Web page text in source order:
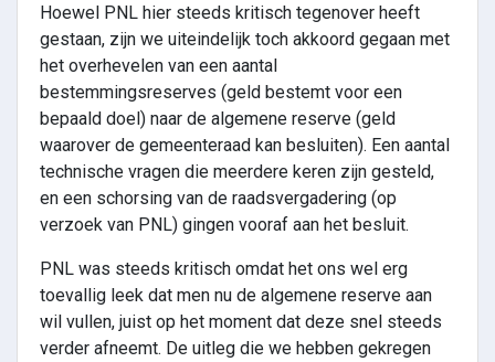
Hoewel PNL hier steeds kritisch tegenover heeft
gestaan, zijn we uiteindelijk toch akkoord gegaan met
het overhevelen van een aantal
bestemmingsreserves (geld bestemt voor een
bepaald doel) naar de algemene reserve (geld
waarover de gemeenteraad kan besluiten). Een aantal
technische vragen die meerdere keren zijn gesteld,
en een schorsing van de raadsvergadering (op
verzoek van PNL) gingen vooraf aan het besluit.
PNL was steeds kritisch omdat het ons wel erg
toevallig leek dat men nu de algemene reserve aan
wil vullen, juist op het moment dat deze snel steeds
verder afneemt. De uitleg die we hebben gekregen